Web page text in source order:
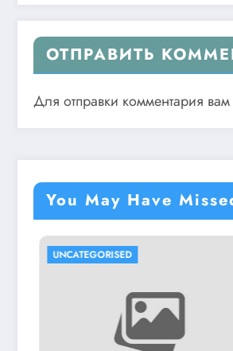
ОТПРАВИТЬ
Для отправки комментария
You May Have